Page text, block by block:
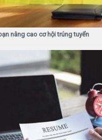
nâng cao cơ hội trúng tuyển